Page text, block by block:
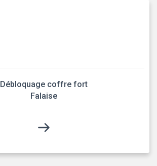
Débloquage coffre fort
Falaise